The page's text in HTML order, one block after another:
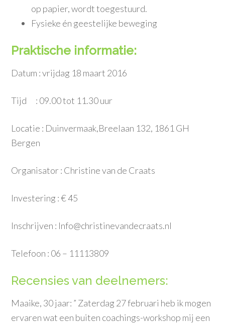
op papier, wordt toegestuurd.
Fysieke én geestelijke beweging
Praktische informatie:
Datum : vrijdag 18 maart 2016
Tijd : 09.00 tot 11.30 uur
Locatie : Duinvermaak,Breelaan 132, 1861 GH
Bergen
Organisator : Christine van de Craats
Investering : € 45
Inschrijven : Info@christinevandecraats.nl
Telefoon : 06 – 11113809
Recensies van deelnemers:
Maaike, 30 jaar: ” Zaterdag 27 februari heb ik mogen
ervaren wat een buiten coachings-workshop mij een